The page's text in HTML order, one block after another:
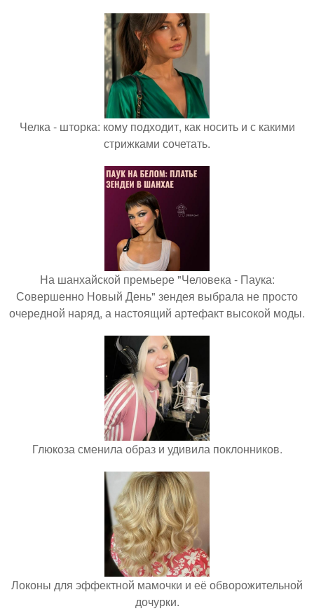
Челка - шторка: кому подходит, как носить и с какими
стрижками сочетать.
На шанхайской премьере "Человека - Паука:
Совершенно Новый День" зендея выбрала не просто
очередной наряд, а настоящий артефакт высокой моды.
Глюкоза сменила образ и удивила поклонников.
Локоны для эффектной мамочки и её обворожительной
дочурки.